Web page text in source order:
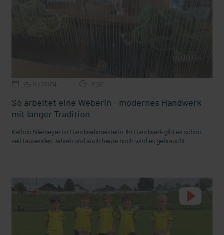
25.07.2024 2:32
So arbeitet eine Weberin - modernes Handwerk
mit langer Tradition
Kathrin Niemeyer ist Handwebmeisterin. Ihr Handwerk gibt es schon
seit tausenden Jahren und auch heute noch wird es gebraucht.